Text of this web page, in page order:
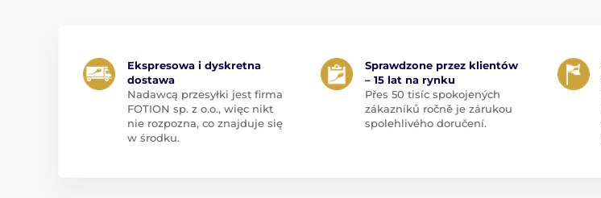
Ekspresowa i dyskretna
dostawa
Nadawcą przesyłki jest firma
FOTION sp. z o.o., więc nikt
nie rozpozna, co znajduje się
w środku.
Sprawdzone przez klientów
– 15 lat na rynku
Přes 50 tisíc spokojených
zákazníků ročně je zárukou
spolehlivého doručení.